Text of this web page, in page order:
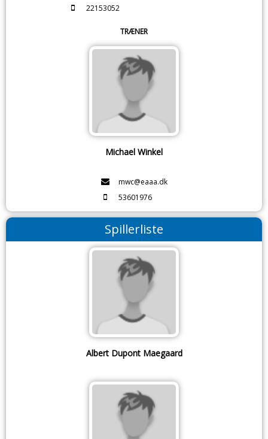
22153052
TRÆNER
Michael Winkel
mwc@eaaa.dk
53601976
Spillerliste
Albert Dupont Maegaard